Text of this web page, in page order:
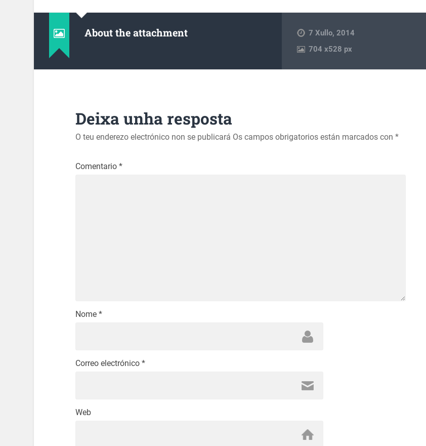
About the attachment
7 Xullo, 2014
704x528 px
Deixa unha resposta
O teu enderezo electrónico non se publicará Os campos obrigatorios están marcados con *
Comentario *
Nome *
Correo electrónico *
Web